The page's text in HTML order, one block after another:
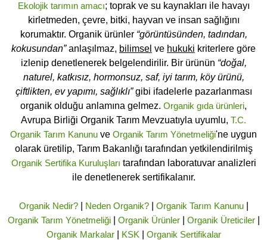
Ekolojik tarımın amacı; toprak ve su kaynakları ile havayı
kirletmeden, çevre, bitki, hayvan ve insan sağlığını
korumaktır. Organik ürünler “görüntüsünden, tadından,
kokusundan”anlaşılmaz, bilimsel ve hukuki kriterlere göre
izlenip denetlenerek belgelendirilir. Bir ürünün “doğal,
naturel, katkısız, hormonsuz, saf, iyi tarım, köy ürünü,
çiftlikten, ev yapımı, sağlıklı”gibi ifadelerle pazarlanması
organik olduğu anlamına gelmez. Organik gıda ürünleri,
Avrupa Birliği Organik Tarım Mevzuatıyla uyumlu, T.C.
Organik Tarım Kanunu ve Organik Tarım Yönetmeliği'ne uygun
olarak üretilip, Tarım Bakanlığı tarafından yetkilendirilmiş
Organik Sertifika Kuruluşları tarafından laboratuvar analizleri
ile denetlenerek sertifikalanır.
Organik Nedir?| Neden Organik?| Organik Tarım Kanunu|
Organik Tarım Yönetmeliği| Organik Ürünler| Organik Üreticiler|
Organik Markalar| KSK Organik Sertifikalar